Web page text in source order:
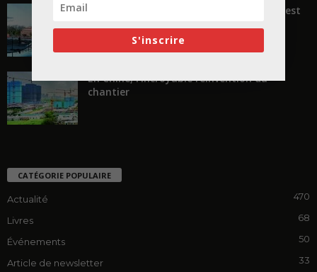
« Transformer plutôt que démolir, ce n’est
En Chine, l’incroyable réinvention du
chantier
CATÉGORIE POPULAIRE
Actualité 470
Livres 68
Événements 50
Article de newsletter 33
S'inscrire